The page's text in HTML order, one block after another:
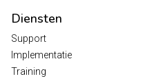
Diensten
Support
Implementatie
Training